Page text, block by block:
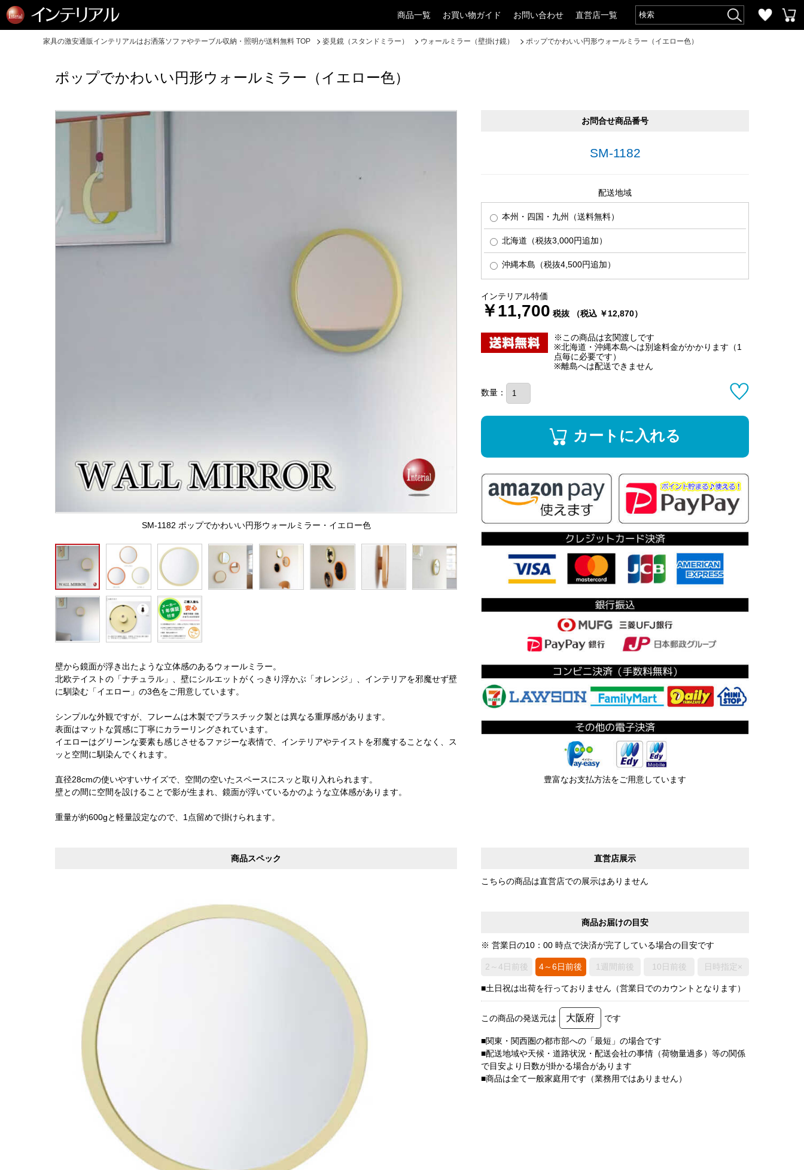
商品一覧 お買い物ガイド お問い合わせ 直営店一覧
家具の激安通販インテリアルはお洒落ソファやテーブル収納・照明が送料無料 TOP 姿見鏡（スタンドミラー） ウォールミラー（壁掛け鏡） ポップでかわいい円形ウォールミラー（イエロー色）
ポップでかわいい円形ウォールミラー（イエロー色）
SM-1182 ポップでかわいい円形ウォールミラー・イエロー色
壁から鏡面が浮き出たような立体感のあるウォールミラー。
北欧テイストの「ナチュラル」、壁にシルエットがくっきり浮かぶ「オレンジ」、インテリアを邪魔せず壁
に馴染む「イエロー」の3色をご用意しています。
シンプルな外観ですが、フレームは木製でプラスチック製とは異なる重厚感があります。
表面はマットな質感に丁寧にカラーリングされています。
イエローはグリーンな要素も感じさせるファジーな表情で、インテリアやテイストを邪魔することなく、ス
ッと空間に馴染んでくれます。
直径28cmの使いやすいサイズで、空間の空いたスペースにスッと取り入れられます。
壁との間に空間を設けることで影が生まれ、鏡面が浮いているかのような立体感があります。
重量が約600gと軽量設定なので、1点留めで掛けられます。
お問合せ商品番号
SM-1182
配送地域
本州・四国・九州（送料無料）
北海道（税抜3,000円追加）
沖縄本島（税抜4,500円追加）
インテリアル特価
￥11,700 税抜 （税込 ￥12,870）
※この商品は玄関渡しです
※北海道・沖縄本島へは別途料金がかかります（1
点毎に必要です）
※離島へは配送できません
数量：
カートに入れる
豊富なお支払方法をご用意しています
直営店展示
こちらの商品は直営店での展示はありません
商品お届けの目安
※ 営業日の10：00 時点で決済が完了している場合の目安です
2～4日前後 4～6日前後 1週間前後 10日前後 日時指定×
■土日祝は出荷を行っておりません（営業日でのカウントとなります）
この商品の発送元は 大阪府 です
■関東・関西圏の都市部への「最短」の場合です
■配送地域や天候・道路状況・配送会社の事情（荷物量過多）等の関係
で目安より日数が掛かる場合があります
■商品は全て一般家庭用です（業務用ではありません）
商品スペック